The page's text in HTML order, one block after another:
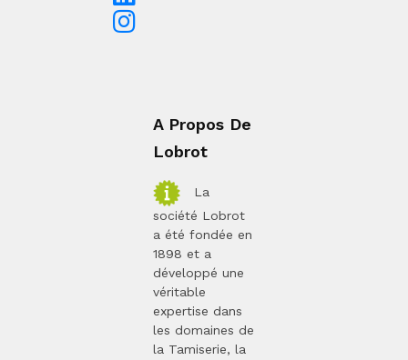
A Propos De
Lobrot
La
société Lobrot
a été fondée en
1898 et a
développé une
véritable
expertise dans
les domaines de
la Tamiserie, la